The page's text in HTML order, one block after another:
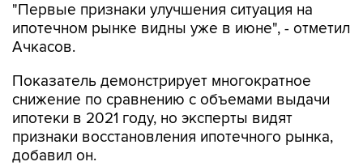
"Первые признаки улучшения ситуация на
ипотечном рынке видны уже в июне", - отметил
Ачкасов.
Показатель демонстрирует многократное
снижение по сравнению с объемами выдачи
ипотеки в 2021 году, но эксперты видят
признаки восстановления ипотечного рынка,
добавил он.